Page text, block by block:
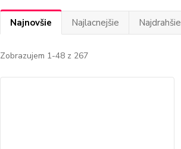
Najnovšie Najlacnejšie Najdrahšie
Zobrazujem 1-48 z 267